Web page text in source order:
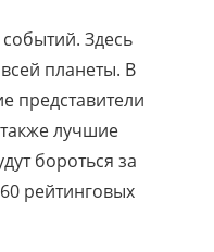
Здесь
планеты. В
представители
лучшие
бороться за
рейтинговых